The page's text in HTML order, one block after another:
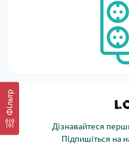
Фільтр
Дізнавайтеся
Підпишіться на